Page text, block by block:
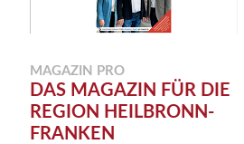
MAGAZIN PRO
DAS MAGAZIN FÜR DIE
REGION HEILBRONN-
FRANKEN